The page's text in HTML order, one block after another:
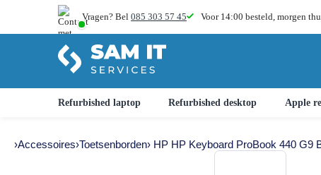
Vragen? Bel 085 303 57 45 Voor 14:00 besteld, morgen
Refurbished laptop Refurbished desktop Apple
›Accessoires›Toetsenborden› HP HP Keyboard ProBook 440 G9